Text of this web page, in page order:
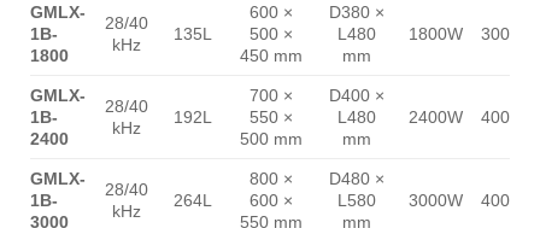
GMLX-
1B-
1800
28/40
kHz
135L
600 ×
500 ×
450 mm
D380 ×
L480
mm
1800W 3000W
GMLX-
1B-
2400
28/40
kHz
192L
700 ×
550 ×
500 mm
D400 ×
L480
mm
2400W 4000W
GMLX-
1B-
3000
28/40
kHz
264L
800 ×
600 ×
550 mm
D480 ×
L580
mm
3000W 4000W